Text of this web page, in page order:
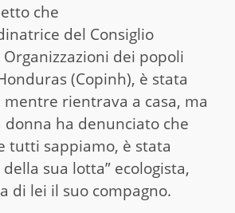
che
del Consiglio
dei popoli
(Copinh), è stata
mentre rientrava a casa, ma
ha denunciato che
tutti sappiamo, è stata
sua lotta” ecologista,
di lei il suo compagno.